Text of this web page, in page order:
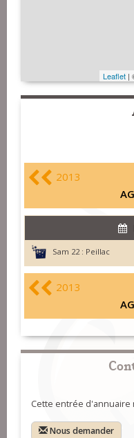
Leaflet |
2013
Sam 22 : Peillac
2013
Cette entrée d'annuaire
Nous demander